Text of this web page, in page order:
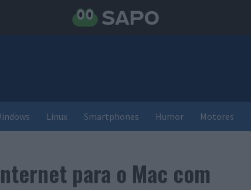
Linux Smartphones Humor Motores
para o Mac com